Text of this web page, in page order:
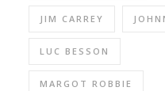
JIM CARREY
LUC BESSON
MARGOT ROBBIE